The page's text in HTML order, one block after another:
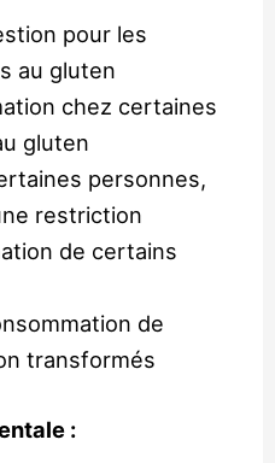
pour les
au gluten
chez certaines
gluten
personnes,
restriction
de certains
de
transformés
: